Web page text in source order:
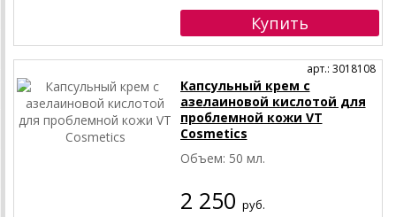
арт.: 3018108
Капсульный крем с
азелаиновой кислотой для
проблемной кожи VT
Cosmetics
Объем: 50 мл.
2 250 руб.